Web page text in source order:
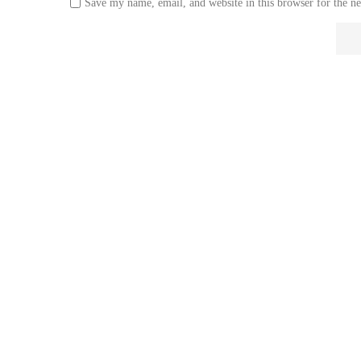
Save my name, email, and website in this browser for the